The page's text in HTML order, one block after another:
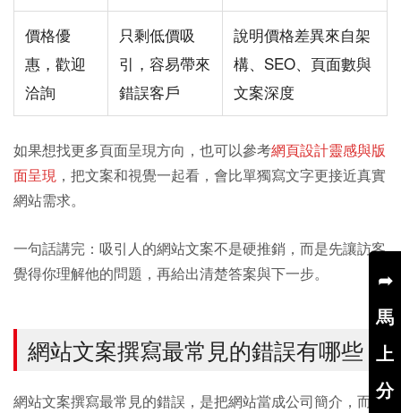
價格優
惠，歡迎
洽詢
只剩低價吸
引，容易帶來
錯誤客戶
說明價格差異來自架
構、SEO、頁面數與
文案深度
如果想找更多頁面呈現方向，也可以參考網頁設計靈感與版
面呈現 ，把文案和視覺一起看，會比單獨寫文字更接近真實
網站需求。
一句話講完：吸引人的網站文案不是硬推銷，而是先讓訪客
覺得你理解他的問題，再給出清楚答案與下一步。
網站文案撰寫最常見的錯誤有哪些？
網站文案撰寫最常見的錯誤，是把網站當成公司簡介，而不
➦
馬
上
分